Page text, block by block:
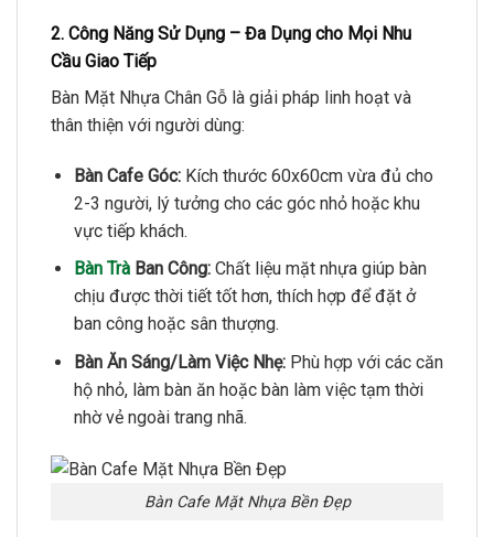
2. Công Năng Sử Dụng – Đa Dụng cho Mọi Nhu
Cầu Giao Tiếp
Bàn Mặt Nhựa Chân Gỗ là giải pháp linh hoạt và
thân thiện với người dùng:
Bàn Cafe Góc:Kích thước 60x60cm vừa đủ cho
2-3 người, lý tưởng cho các góc nhỏ hoặc khu
vực tiếp khách.
Bàn TràBan Công:Chất liệu mặt nhựa giúp bàn
chịu được thời tiết tốt hơn, thích hợp để đặt ở
ban công hoặc sân thượng.
Bàn Ăn Sáng/Làm Việc Nhẹ:Phù hợp với các căn
hộ nhỏ, làm bàn ăn hoặc bàn làm việc tạm thời
nhờ vẻ ngoài trang nhã.
Bàn Cafe Mặt Nhựa Bền Đẹp